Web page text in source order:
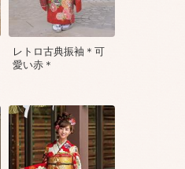
レトロ古典振袖＊可
愛い赤＊